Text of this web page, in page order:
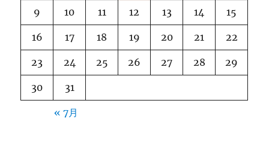
9 10 11 12 13 14 15
16 17 18 19 20 21 22
23 24 25 26 27 28 29
30 31
« 7月